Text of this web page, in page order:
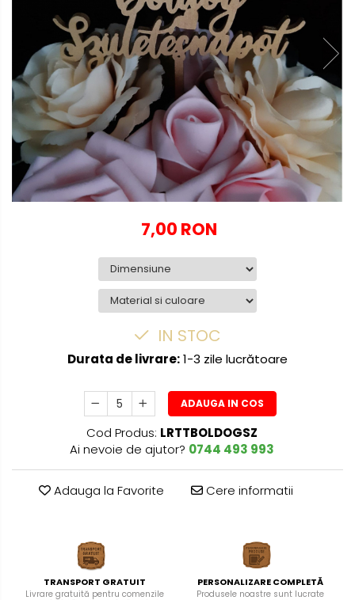
Globuri personalizate
Decoratiuni Craciun
Pachete cadou Craciun
Paste
Decoratiuni Paste
Valentines Day
Cadouri indragostiti
1-8 Martie
7,00 RON
IN STOC
Durata de livrare:1-3 zile lucrătoare
ADAUGA IN COS
Cod Produs: LRTTBOLDOGSZ
Ai nevoie de ajutor? 0744 493 993
Adauga la Favorite Cere informatii
TRANSPORT GRATUIT
Livrare gratuită pentru comenzile
PERSONALIZARE COMPLETĂ
Produsele noastre sunt lucrate